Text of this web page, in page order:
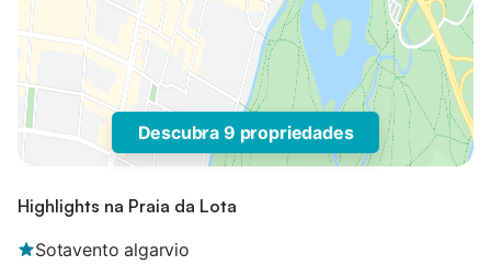
Descubra 9 propriedades
Highlights na Praia da Lota
Sotavento algarvio